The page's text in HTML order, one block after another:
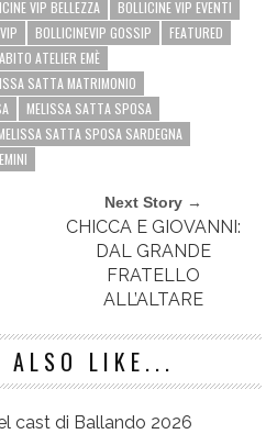
VIP BELLEZZA
BOLLICINE VIP EVENTI
BOLLICINEVIP GOSSIP
FEATURED
ATELIER EMÈ
SATTA MATRIMONIO
MELISSA SATTA SPOSA
SATTA SPOSA SARDEGNA
Next Story →
CHICCA E GIOVANNI:
DAL GRANDE
FRATELLO
ALL’ALTARE
ALSO LIKE...
cast di Ballando 2026